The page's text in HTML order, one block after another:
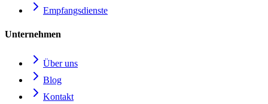
Empfangsdienste
Unternehmen
Über uns
Blog
Kontakt